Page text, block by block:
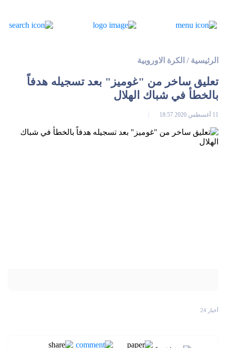
الرئيسية / الكرة الاوروبية
تعليق ساخر من "غوميز" بعد تسجيله هدفاً
بالخطأ في شباك الهلال
11 أغسطس 2020 18:57
أخبار 24